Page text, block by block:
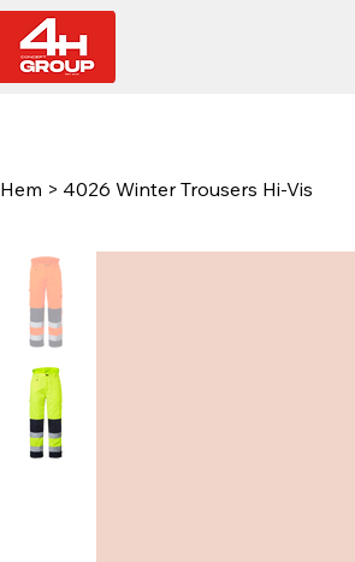
Hem > 4026 Winter Trousers Hi-Vis